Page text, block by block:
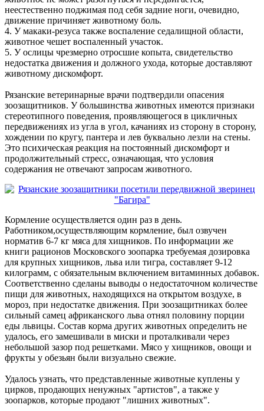
неестественно поджимая под себя задние ноги, очевидно,
движение причиняет животному боль.
4. У макаки-резуса также воспаление седалищной области,
животное чешет воспаленный участок.
5. У ослицы чрезмерно отросшие копыта, свидетельство
недостатка движения и должного ухода, которые доставляют
животному дискомфорт.
Рязанские ветеринарные врачи подтвердили опасения
зоозащитников. У большинства животных имеются признаки
стереотипного поведения, проявляющегося в цикличных
передвижениях из угла в угол, качаниях из сторону в сторону,
хождении по кругу, пантера и лев буквально лезли на стены.
Это психическая реакция на постоянный дискомфорт и
продолжительный стресс, означающая, что условия
содержания не отвечают запросам животного.
Кормление осуществляется один раз в день.
Работником,осуществляющим кормление, был озвучен
норматив 6-7 кг мяса для хищников. По информации же
книги рационов Московского зоопарка требуемая дозировка
для крупных хищников, льва или тигра, составляет 9-12
килограмм, с обязательным включением витаминных добавок.
Соответственно сделаны выводы о недостаточном количестве
пищи для животных, находящихся на открытом воздухе, в
мороз, при недостатке движения. При зоозащитниках более
сильный самец африканского льва отнял половину порции
еды львицы. Состав корма других животных определить не
удалось, его замешивали в миски и проталкивали через
небольшой зазор под решетками. Мясо у хищников, овощи и
фрукты у обезьян были визуально свежие.
Удалось узнать, что представленные животные куплены у
цирков, продающих ненужных "артистов", а также у
зоопарков, которые продают "лишних животных".